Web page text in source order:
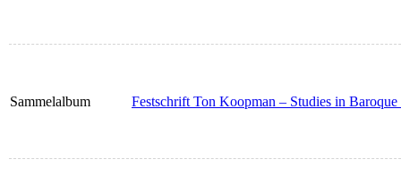
Sammelalbum Festschrift Ton Koopman – Studies in Baroque